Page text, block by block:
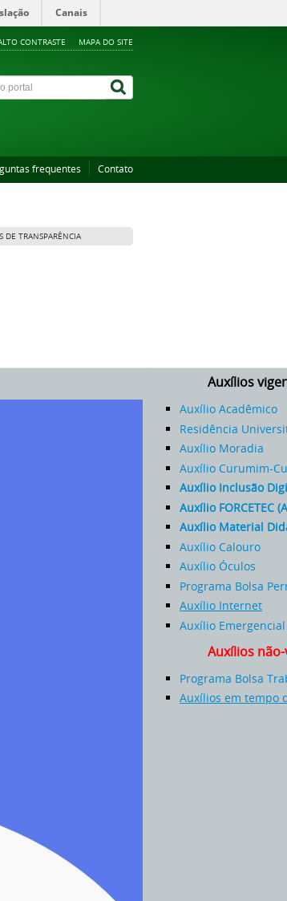
Canais
CONTRASTE MAPA DO SITE
frequentes Contato
DE TRANSPARÊNCIA
Auxílios
Auxílio Acadêmico
Residência
Auxílio Moradia
Auxílio Curumim-
Auxílio Inclusão
Auxílio FORCETEC
Auxílio Material
Auxílio Calouro
Auxílio Óculos
Programa Bolsa
Auxílio Internet
Auxílio Emergencial
Auxílios
Programa Bolsa
Auxílios em tempo